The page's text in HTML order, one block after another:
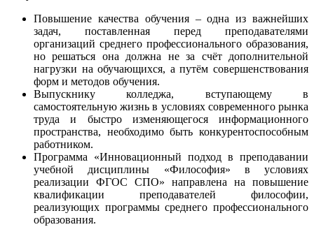
Повышение качества обучения – одна из важнейших
задач, поставленная перед преподавателями
организаций среднего профессионального образования,
но решаться она должна не за счёт дополнительной
нагрузки на обучающихся, а путём совершенствования
форм и методов обучения.
Выпускнику колледжа, вступающему в
самостоятельную жизнь в условиях современного рынка
труда и быстро изменяющегося информационного
пространства, необходимо быть конкурентоспособным
работником.
Программа «Инновационный подход в преподавании
учебной дисциплины «Философия» в условиях
реализации ФГОС СПО» направлена на повышение
квалификации преподавателей философии,
реализующих программы среднего профессионального
образования.